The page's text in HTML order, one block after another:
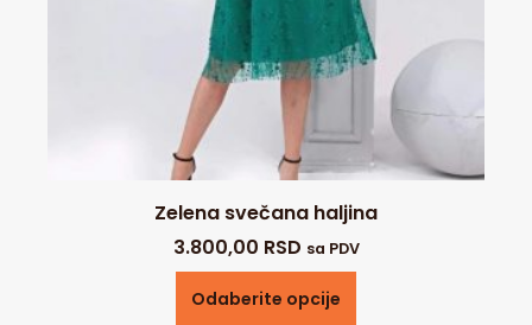
Zelena svečana haljina
3.800,00 RSD sa PDV
Odaberite opcije